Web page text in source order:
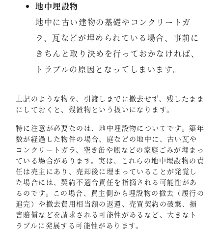
地中埋設物
地中に古い建物の基礎やコンクリートガ
ラ、瓦などが埋められている場合、事前に
きちんと取り決めを行っておかなければ、
トラブルの原因となってしまいます。
上記のような物を、引渡しまでに撤去せず、残したまま
にしておくと、残置物という扱いになります。
特に注意が必要なのは、地中埋設物についてです。築年
数が経過した物件の場合、庭などの地中に、古い瓦や
コンクリートガラ、空き缶や瓶などの家庭ごみが埋まっ
ている場合があります。実は、これらの地中埋設物の責
任は売主にあり、売却後に埋まっていることが発覚し
た場合には、契約不適合責任を指摘される可能性があ
るのです。この場合、買主側から埋設物の撤去（履行の
追完）や撤去費用相当額の返還、売買契約の破棄、損
害賠償などを請求される可能性があるなど、大きなト
ラブルに発展する可能性があります。